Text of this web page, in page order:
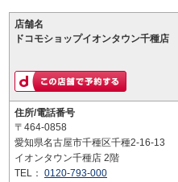
店舗名
ドコモショップイオンタウン千種店
住所/電話番号
〒464-0858
愛知県名古屋市千種区千種2-16-13
イオンタウン千種店 2階
TEL： 0120-793-000